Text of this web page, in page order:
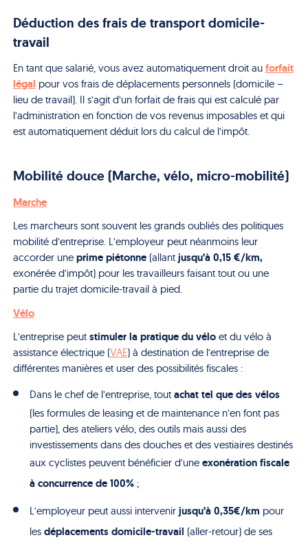
Déduction des frais de transport domicile-
travail
En tant que salarié, vous avez automatiquement droit au forfait
légal pour vos frais de déplacements personnels (domicile –
lieu de travail). Il s’agit d’un forfait de frais qui est calculé par
l’administration en fonction de vos revenus imposables et qui
est automatiquement déduit lors du calcul de l’impôt.
Mobilité douce (Marche, vélo, micro-mobilité)
Marche
Les marcheurs sont souvent les grands oubliés des politiques
mobilité d’entreprise. L’employeur peut néanmoins leur
accorder une prime piétonne(allant jusqu’à 0,15 €/km,
exonérée d’impôt) pour les travailleurs faisant tout ou une
partie du trajet domicile-travail à pied.
Vélo
L’entreprise peut stimuler la pratique du véloet du vélo à
assistance électrique (VAE) à destination de l’entreprise de
différentes manières et user des possibilités fiscales :
Dans le chef de l’entreprise, tout achat tel que des vélos
(les formules de leasing et de maintenance n’en font pas
partie), des ateliers vélo, des outils mais aussi des
investissements dans des douches et des vestiaires destinés
aux cyclistes peuvent bénéficier d’une exonération fiscale
à concurrence de 100%;
L’employeur peut aussi intervenir jusqu’à 0,35€/km pour
les déplacements domicile-travail (aller-retour) de ses